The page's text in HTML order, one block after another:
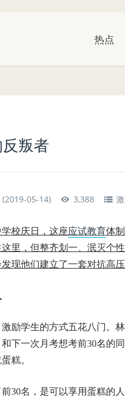
热点
叛者
(2019-05-14) 3,388
校庆日，这座应试教育体
里，但整齐划一、泯灭个
现他们建立了一套对抗高压
励学生的方式五花八门。
下一次月考想考前30名的
糕。
30名，是可以享用蛋糕的人